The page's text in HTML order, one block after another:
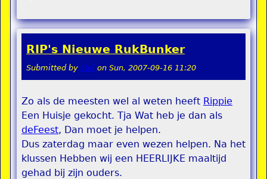
RIP's Nieuwe RukBunker
Submitted by stel on Sun, 2007-09-16 11:20
Zo als de meesten wel al weten heeft Rippie
Een Huisje gekocht. Tja Wat heb je dan als
deFeest, Dan moet je helpen.
Dus zaterdag maar even wezen helpen. Na het
klussen Hebben wij een HEERLIJKE maaltijd
gehad bij zijn ouders.